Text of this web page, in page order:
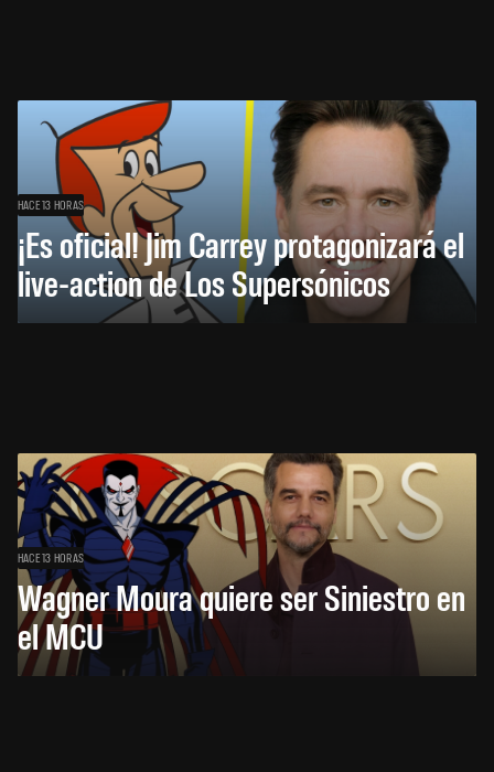
HACE 13 HORAS
¡Es oficial! Jim Carrey protagonizará el
live-action de Los Supersónicos
HACE 13 HORAS
Wagner Moura quiere ser Siniestro en
el MCU